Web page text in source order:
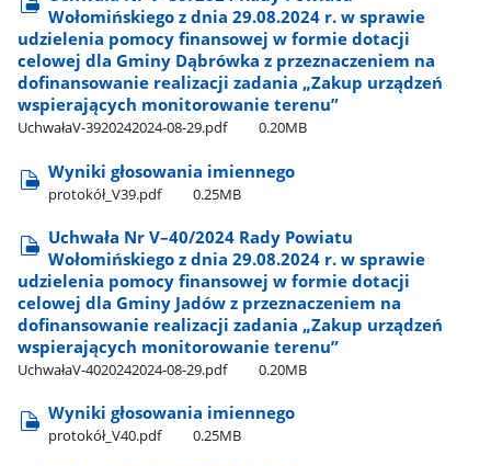
Wołomińskiego z dnia 29.08.2024 r. w sprawie
udzielenia pomocy finansowej w formie dotacji
celowej dla Gminy Dąbrówka z przeznaczeniem na
dofinansowanie realizacji zadania „Zakup urządzeń
wspierających monitorowanie terenu”
UchwałaV-3920242024-08-29.pdf 0.20MB
Wyniki głosowania imiennego
protokół​_V39.pdf 0.25MB
Uchwała Nr V–40/2024 Rady Powiatu
Wołomińskiego z dnia 29.08.2024 r. w sprawie
udzielenia pomocy finansowej w formie dotacji
celowej dla Gminy Jadów z przeznaczeniem na
dofinansowanie realizacji zadania „Zakup urządzeń
wspierających monitorowanie terenu”
UchwałaV-4020242024-08-29.pdf 0.20MB
Wyniki głosowania imiennego
protokół​_V40.pdf 0.25MB